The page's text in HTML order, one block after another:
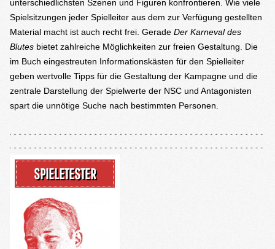
unterschiedlichsten Szenen und Figuren konfrontieren. Wie viele
Spielsitzungen jeder Spielleiter aus dem zur Verfügung gestellten
Material macht ist auch recht frei. Gerade Der Karneval des
Blutes bietet zahlreiche Möglichkeiten zur freien Gestaltung. Die
im Buch eingestreuten Informationskästen für den Spielleiter
geben wertvolle Tipps für die Gestaltung der Kampagne und die
zentrale Darstellung der Spielwerte der NSC und Antagonisten
spart die unnötige Suche nach bestimmten Personen.
SPIELETESTER